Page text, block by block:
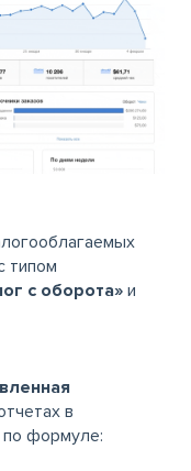
типом
с оборота» и
в
по формуле: